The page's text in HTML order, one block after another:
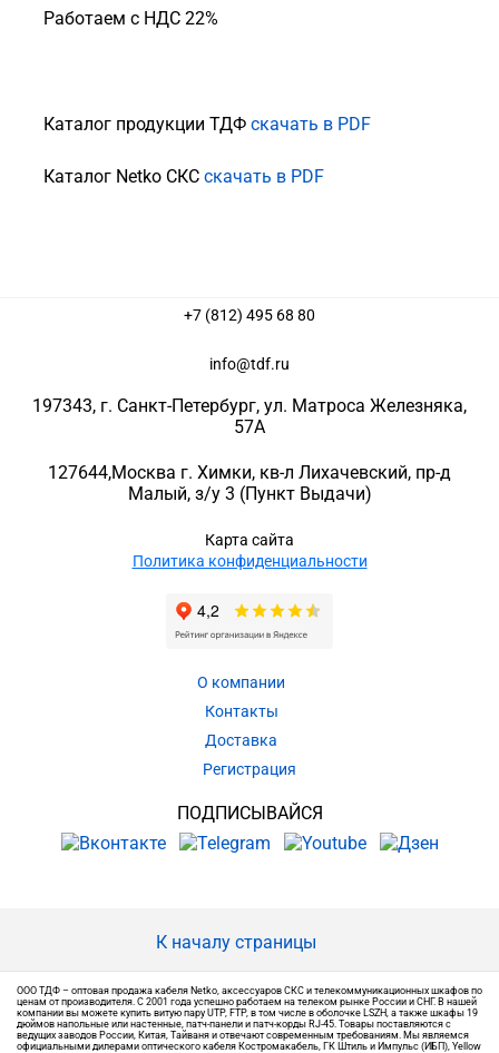
Работаем с НДС 22%
Каталог продукции ТДФ скачать в PDF
Каталог Netko СКС скачать в PDF
+7 (812) 495 68 80
info@tdf.ru
197343, г. Санкт-Петербург, ул. Матроса Железняка,
57A
127644,Москва г. Химки, кв-л Лихачевский, пр-д
Малый, з/у 3 (Пункт Выдачи)
Карта сайта
Политика конфиденциальности
О компании
Контакты
Доставка
Регистрация
ПОДПИСЫВАЙСЯ
К началу страницы
ООО ТДФ – оптовая продажа кабеля Netko, аксессуаров СКС и телекоммуникационных шкафов по
ценам от производителя. С 2001 года успешно работаем на телеком рынке России и СНГ. В нашей
компании вы можете купить витую пару UTP, FTP, в том числе в оболочке LSZH, а также шкафы 19
дюймов напольные или настенные, патч-панели и патч-корды RJ-45. Товары поставляются с
ведущих заводов России, Китая, Тайваня и отвечают современным требованиям. Мы являемся
официальными дилерами оптического кабеля Костромакабель, ГК Штиль и Импульс (ИБП), Yellow